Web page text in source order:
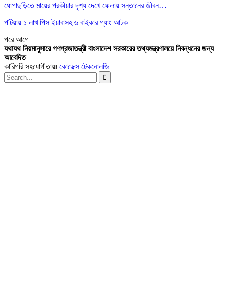
ধোপাছড়িতে মায়ের পরকীয়ার দৃশ্য দেখে ফেলায় সন্তানের জীবন…
পটিয়ায় ১ লাখ পিস ইয়াবাসহ ৬ বাইকার গ্যাং আটক
পরেআগে
যথাযথ নিয়মানুসারে গণপ্রজাতন্ত্রী বাংলাদেশ সরকারের তথ্যমন্ত্রণালয়ে নিবন্ধনের জন্য
আবেদিত
কারিগরি সহযোগীতায়ঃ কোডেক্স টেকনোলজি